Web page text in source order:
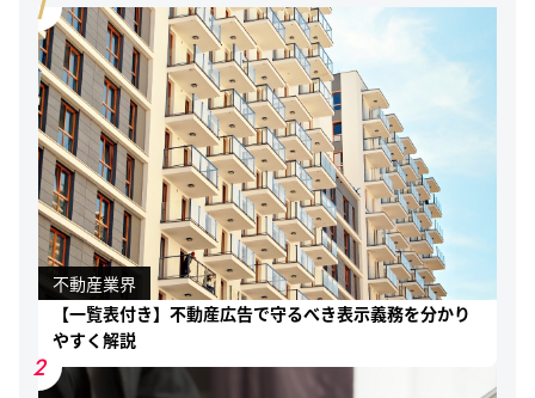
不動産業界
【一覧表付き】不動産広告で守るべき表示義務を分かり
やすく解説
2